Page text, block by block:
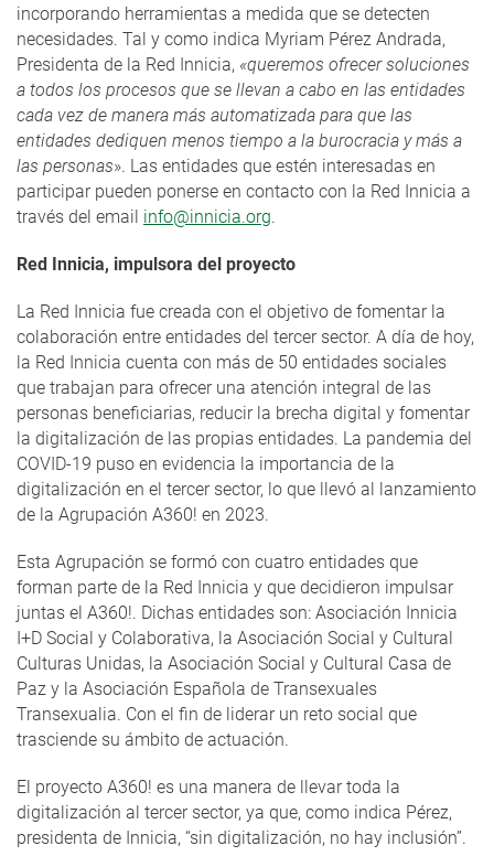
incorporando herramientas a medida que se detecten
necesidades. Tal y como indica Myriam Pérez Andrada,
Presidenta de la Red Innicia, «queremos ofrecer soluciones
a todos los procesos que se llevan a cabo en las entidades
cada vez de manera más automatizada para que las
entidades dediquen menos tiempo a la burocracia y más a
las personas». Las entidades que estén interesadas en
participar pueden ponerse en contacto con la Red Innicia a
través del email info@innicia.org.
Red Innicia, impulsora del proyecto
La Red Innicia fue creada con el objetivo de fomentar la
colaboración entre entidades del tercer sector. A día de hoy,
la Red Innicia cuenta con más de 50 entidades sociales
que trabajan para ofrecer una atención integral de las
personas beneficiarias, reducir la brecha digital y fomentar
la digitalización de las propias entidades. La pandemia del
COVID-19 puso en evidencia la importancia de la
digitalización en el tercer sector, lo que llevó al lanzamiento
de la Agrupación A360! en 2023.
Esta Agrupación se formó con cuatro entidades que
forman parte de la Red Innicia y que decidieron impulsar
juntas el A360!. Dichas entidades son: Asociación Innicia
I+D Social y Colaborativa, la Asociación Social y Cultural
Culturas Unidas, la Asociación Social y Cultural Casa de
Paz y la Asociación Española de Transexuales
Transexualia. Con el fin de liderar un reto social que
trasciende su ámbito de actuación.
El proyecto A360! es una manera de llevar toda la
digitalización al tercer sector, ya que, como indica Pérez,
presidenta de Innicia, “sin digitalización, no hay inclusión”.